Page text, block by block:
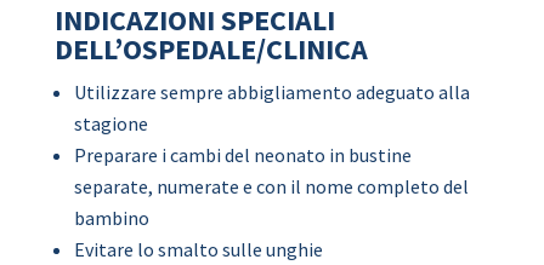
INDICAZIONI SPECIALI
DELL’OSPEDALE/CLINICA
Utilizzare sempre abbigliamento adeguato alla
stagione
Preparare i cambi del neonato in bustine
separate, numerate e con il nome completo del
bambino
Evitare lo smalto sulle unghie